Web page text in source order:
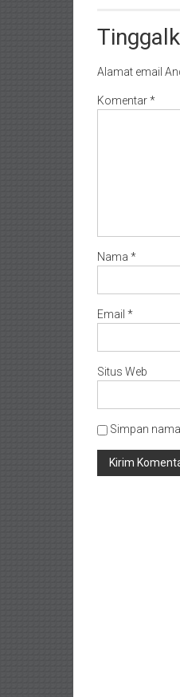
Alamat email
Komentar*
Nama *
Email *
Situs Web
Simpan